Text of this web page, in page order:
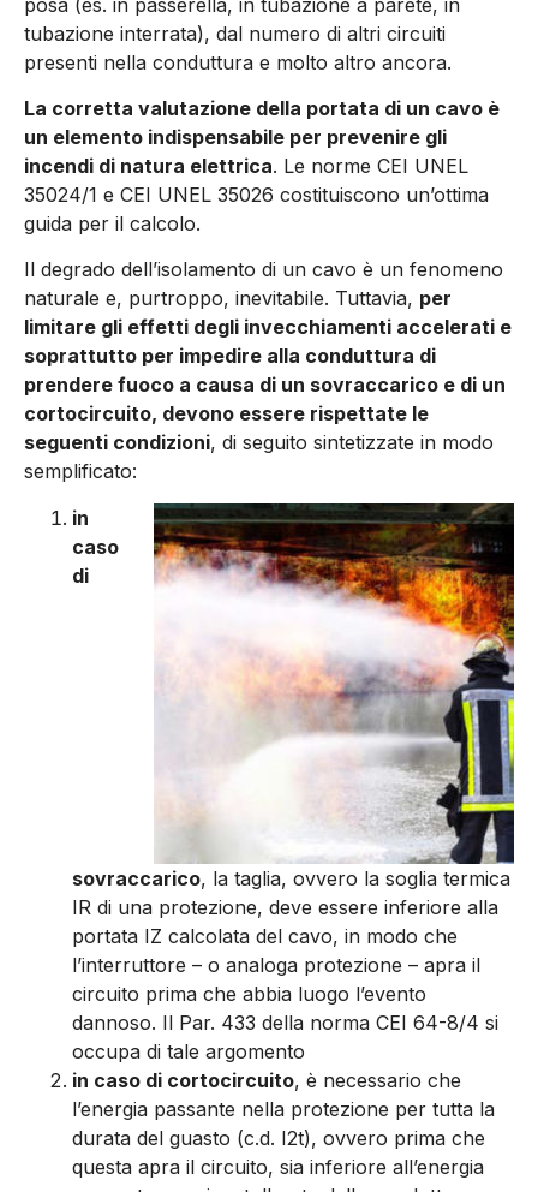
tubazione interrata), dal numero di altri circuiti
presenti nella conduttura e molto altro ancora.
La corretta valutazione della portata di un cavo è
un elemento indispen­sabile per prevenire gli
incendi di natura elettrica. Le norme CEI UNEL
35024/1 e CEI UNEL 35026 costitui­scono un’ottima
guida per il calcolo.
Il degrado dell’isolamento di un cavo è un fenomeno
naturale e, purtroppo, inevitabile. Tuttavia, per
limitare gli effetti degli invecchiamenti accelerati e
soprattutto per impedire alla con­duttura di
prendere fuoco a causa di un sovraccarico e di un
cortocircuito, devono essere rispettate le
seguenti condizioni, di seguito sintetizzate in modo
semplificato:
in
caso
di
sovraccarico, la taglia, ovvero la soglia termica
IR di una protezione, deve essere inferiore alla
portata IZ calcolata del cavo, in modo che
l’interruttore – o analo­ga protezione – apra il
circuito prima che abbia luogo l’evento
dannoso. Il Par. 433 della nor­ma CEI 64-8/4 si
occupa di tale argomento
in caso di cortocircuito, è ne­cessario che
l’energia passan­te nella protezione per tutta la
durata del guasto (c.d. I2t), ovvero prima che
questa apra il circuito, sia inferiore all’e­nergia